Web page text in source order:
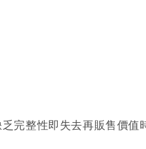
完整性即失去再販售價值